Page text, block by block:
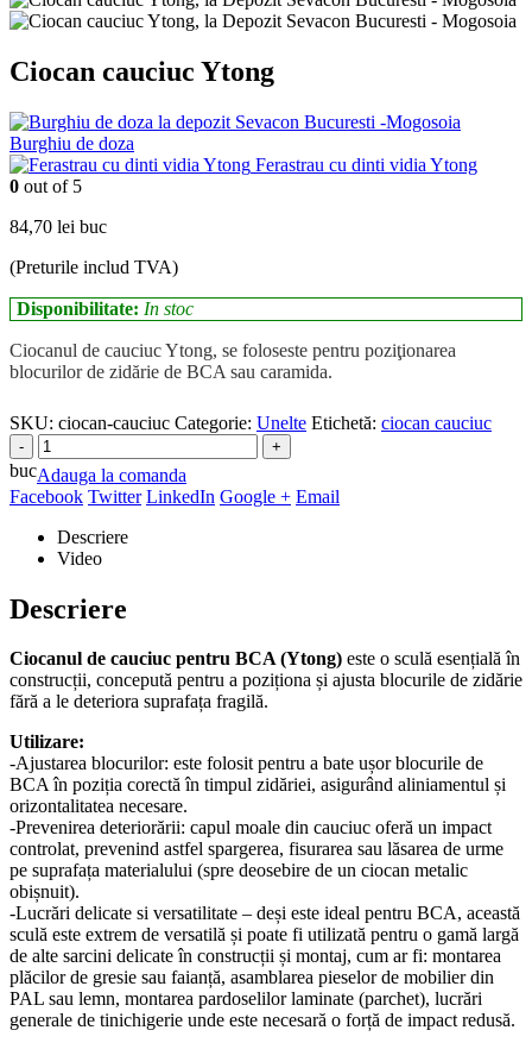
Ciocan cauciuc Ytong
Burghiu de doza
Ferastrau cu dinti vidia Ytong
0 out of 5
84,70 lei buc
(Preturile includ TVA)
Disponibilitate: In stoc
Ciocanul de cauciuc Ytong, se foloseste pentru poziţionarea
blocurilor de zidărie de BCA sau caramida.
SKU: ciocan-cauciuc Categorie: Unelte Etichetă: ciocan cauciuc
bucAdauga la comanda
Facebook Twitter LinkedIn Google + Email
Descriere
Video
Descriere
Ciocanul de cauciuc pentru BCA (Ytong) este o sculă esențială în
construcții, concepută pentru a poziționa și ajusta blocurile de zidărie
fără a le deteriora suprafața fragilă.
Utilizare:
-Ajustarea blocurilor: este folosit pentru a bate ușor blocurile de
BCA în poziția corectă în timpul zidăriei, asigurând aliniamentul și
orizontalitatea necesare.
-Prevenirea deteriorării: capul moale din cauciuc oferă un impact
controlat, prevenind astfel spargerea, fisurarea sau lăsarea de urme
pe suprafața materialului (spre deosebire de un ciocan metalic
obișnuit).
-Lucrări delicate si versatilitate – deși este ideal pentru BCA, această
sculă este extrem de versatilă și poate fi utilizată pentru o gamă largă
de alte sarcini delicate în construcții și montaj, cum ar fi: montarea
plăcilor de gresie sau faianță, asamblarea pieselor de mobilier din
PAL sau lemn, montarea pardoselilor laminate (parchet), lucrări
generale de tinichigerie unde este necesară o forță de impact redusă.